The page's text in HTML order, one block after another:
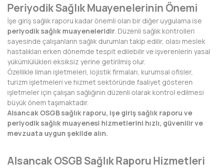
KONYA
KÜTAHYA
MALATYA
MANİSA
MARDİN
MERSİN
MUĞLA
MUŞ
Periyodik Sağlık Muayenelerinin Önemi
İşe giriş sağlık raporu kadar önemli olan bir diğer uygulama ise
periyodik sağlık muayeneleridir . Düzenli sağlık kontrolleri
sayesinde çalışanların sağlık durumları takip edilir, olası meslek
hastalıkları erken dönemde tespit edilebilir ve işverenlerin yasal
yükümlülükleri eksiksiz yerine getirilmiş olur.
Özellikle liman işletmeleri, lojistik firmaları, kurumsal ofisler,
turizm işletmeleri ve hizmet sektöründe faaliyet gösteren
işletmeler için çalışan sağlığının düzenli olarak kontrol edilmesi
büyük önem taşımaktadır.
Alsancak OSGB sağlık raporu, işe giriş sağlık raporu ve
periyodik sağlık muayenesi hizmetlerini hızlı, güvenilir ve
mevzuata uygun şekilde alın.
Alsancak OSGB Sağlık Raporu Hizmetleri